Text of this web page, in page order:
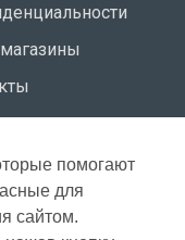
помогают
для
сайтом.
акций